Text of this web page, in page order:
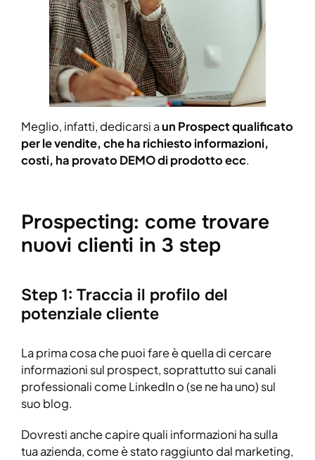
Meglio, infatti, dedicarsi aun Prospect qualificato
per le vendite, che ha richiesto informazioni,
costi, ha provato DEMO di prodotto ecc.
Prospecting: come trovare
nuovi clienti in 3 step
Step 1: Traccia il profilo del
potenziale cliente
La prima cosa che puoi fare è quella di cercare
informazioni sul prospect, soprattutto sui canali
professionali come LinkedIn o (se ne ha uno) sul
suo blog.
Dovresti anche capire quali informazioni ha sulla
tua azienda, come è stato raggiunto dal marketing,